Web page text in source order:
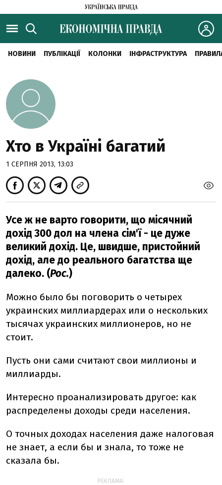
НОВИНИ ПУБЛІКАЦІЇ КОЛОНКИ ІНФРАСТРУКТУРА
Хто в Україні багатий
1 СЕРПНЯ 2013, 13:03
Усе ж не варто говорити, що місячний
дохід 300 дол на члена сім'ї - це дуже
великий дохід. Це, швидше, пристойний
дохід, але до реального багатства ще
далеко. (Рос.)
Можно было бы поговорить о четырех
украинских миллиардерах или о нескольких
тысячах украинских миллионеров, но не
стоит.
Пусть они сами считают свои миллионы и
миллиарды.
Интересно проанализировать другое: как
распределены доходы среди населения.
О точных доходах населения даже налоговая
не знает, а если бы и знала, то тоже не
сказала бы.
РЕКЛАМА: